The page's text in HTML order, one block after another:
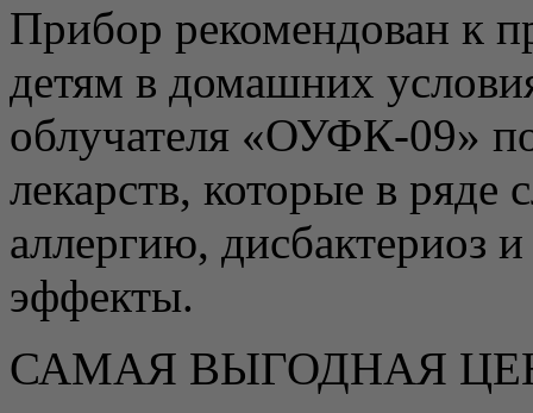
Прибор рекомендован к
детям в домашних
облучателя «ОУФК-09»
лекарств, которые в ряде
аллергию, дисбактериоз
эффекты.
САМАЯ ВЫГОДНАЯ